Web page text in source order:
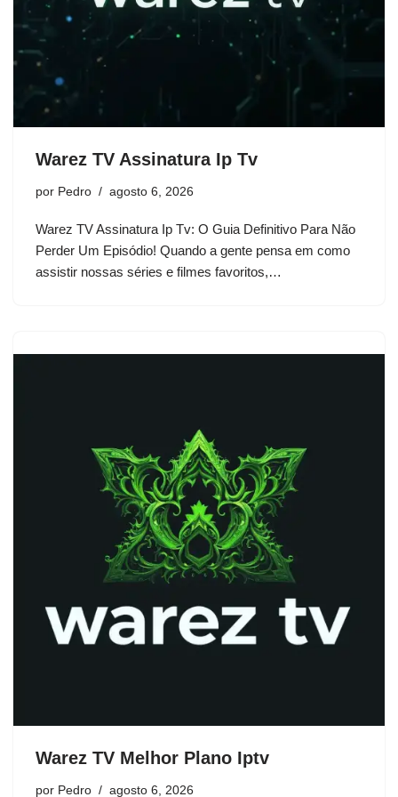
Warez TV Assinatura Ip Tv
por Pedro agosto 6, 2026
Warez TV Assinatura Ip Tv: O Guia Definitivo Para Não
Perder Um Episódio! Quando a gente pensa em como
assistir nossas séries e filmes favoritos,…
Warez TV Melhor Plano Iptv
por Pedro agosto 6, 2026